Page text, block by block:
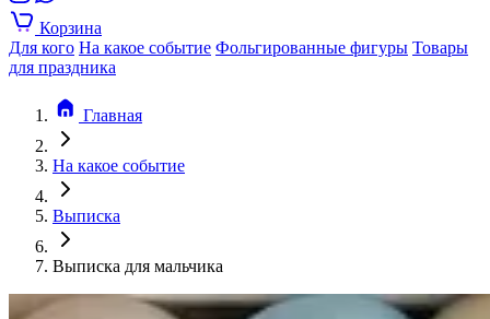
Корзина
Для кого На какое событие Фольгированные фигуры Товары
для праздника
Главная
На какое событие
Выписка
Выписка для мальчика